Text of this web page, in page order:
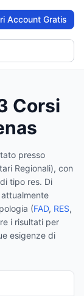
Account Gratis
Corsi
presso
Regionali), con
tipo res. Di
(FAD, RES,
i risultati per
esigenze di